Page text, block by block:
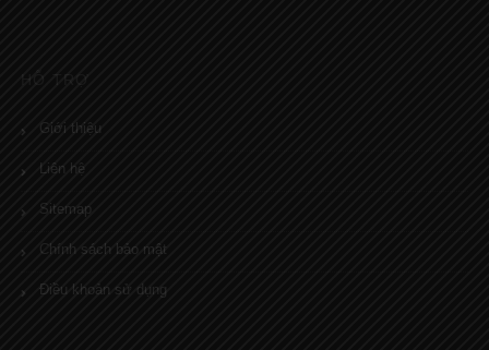
HỖ TRỢ
Giới thiệu
Liên hệ
Sitemap
Chính sách bảo mật
Điều khoản sử dụng